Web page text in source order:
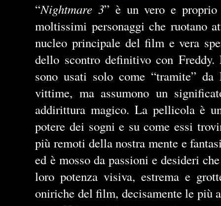
“Nightmare 3” è un vero e
moltissimi personaggi che ruotano
nucleo principale del film e vera
dello scontro definitivo con
sono usati solo come “tramite”
vittime, ma assumono un
addirittura magico. La pellicola è
potere dei sogni e su come essi
più remoti della nostra mente e
ed è mosso da passioni e desideri
loro potenza visiva, estrema e
oniriche del film, decisamente le più